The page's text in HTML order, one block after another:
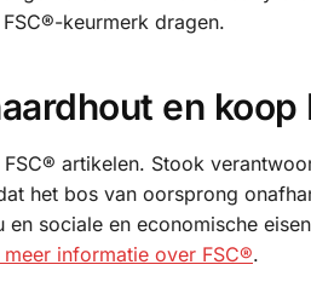
keurmerk dragen.
en koop
artikelen. Stook
het bos van oorsprong
sociale en economische
informatie over FSC®.